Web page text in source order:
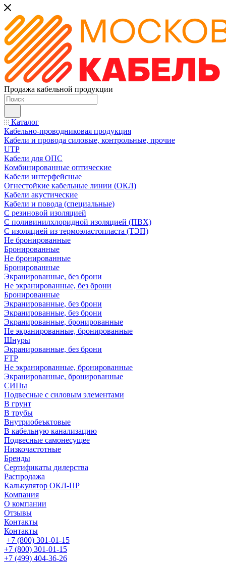
Продажа кабельной продукции
Каталог
Кабельно-проводниковая продукция
Кабели и провода силовые, контрольные, прочие
UTP
Кабели для ОПС
Комбинированные оптические
Кабели интерфейсные
Огнестойкие кабельные линии (ОКЛ)
Кабели акустические
Кабели и повода (специальные)
С резиновой изоляцией
С поливинилхлоридной изоляцией (ПВХ)
С изоляцией из термоэластопласта (ТЭП)
Не бронированные
Бронированные
Не бронированные
Бронированные
Экранированные, без брони
Не экранированные, без брони
Бронированные
Экранированные, без брони
Экранированные, без брони
Экранированные, бронированные
Не экранированные, бронированные
Шнуры
Экранированные, без брони
FTP
Не экранированные, бронированные
Экранированные, бронированные
СИПы
Подвесные с силовым элементами
В грунт
В трубы
Внутриобеъктовые
В кабельную канализацию
Подвесные самонесущее
Низкочастотные
Бренды
Сертификаты дилерства
Распродажа
Калькулятор ОКЛ-ПР
Компания
О компании
Отзывы
Контакты
Контакты
+7 (800) 301-01-15
+7 (800) 301-01-15
+7 (499) 404-36-26